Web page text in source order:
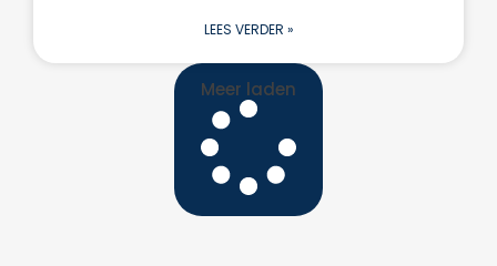
LEES VERDER »
Meer laden